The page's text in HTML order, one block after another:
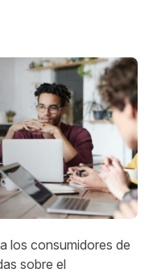
Twitter
en Facebook
en LinkedIn
los consumidores de
sobre el